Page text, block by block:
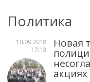
Политика
10.09.2018
17:13
Новая
акциях